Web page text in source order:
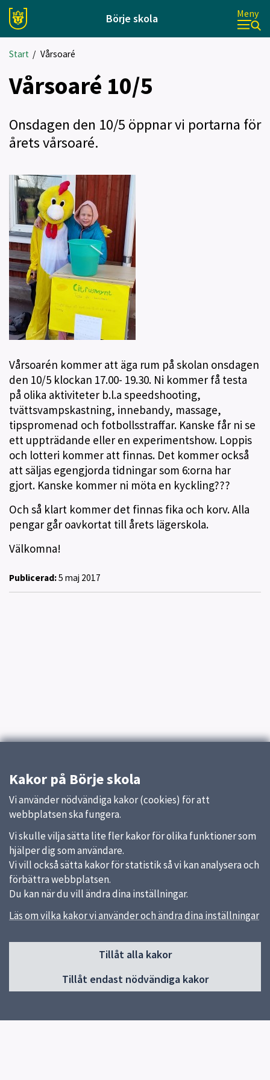
Börje skola Meny
Start / Vårsoaré
Vårsoaré 10/5
Onsdagen den 10/5 öppnar vi portarna för
årets vårsoaré.
Vårsoarén kommer att äga rum på skolan onsdagen
den 10/5 klockan 17.00- 19.30. Ni kommer få testa
på olika aktiviteter b.l.a speedshooting,
tvättsvampskastning, innebandy, massage,
tipspromenad och fotbollsstraffar. Kanske får ni se
ett uppträdande eller en experimentshow. Loppis
och lotteri kommer att finnas. Det kommer också
att säljas egengjorda tidningar som 6:orna har
gjort. Kanske kommer ni möta en kyckling???
Och så klart kommer det finnas fika och korv. Alla
pengar går oavkortat till årets lägerskola.
Välkomna!
Publicerad:5 maj 2017
Kakor på Börje skola
Vi använder nödvändiga kakor (cookies) för att
webbplatsen ska fungera.
Vi skulle vilja sätta lite fler kakor för olika funktioner som
hjälper dig som användare.
Vi vill också sätta kakor för statistik så vi kan analysera och
förbättra webbplatsen.
Du kan när du vill ändra dina inställningar.
Läs om vilka kakor vi använder och ändra dina inställningar
Tillåt alla kakor
Tillåt endast nödvändiga kakor